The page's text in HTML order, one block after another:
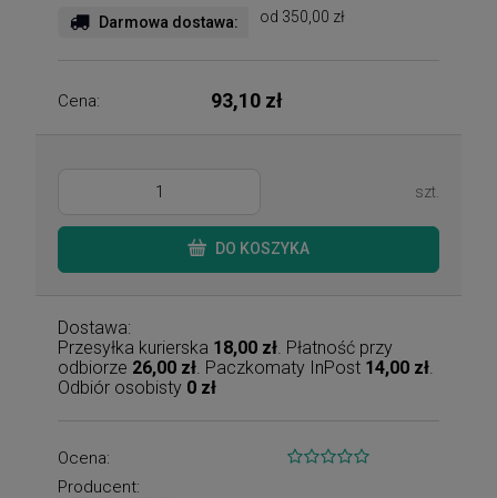
Darmowa dostawa: od 350,00 zł
Cena: 93,10 zł
szt.
DO KOSZYKA
Dostawa:
Przesyłka kurierska 18,00 zł . Płatność przy
odbiorze 26,00 zł . Paczkomaty InPost 14,00 zł
Odbiór osobisty 0 zł
Ocena:
Producent: